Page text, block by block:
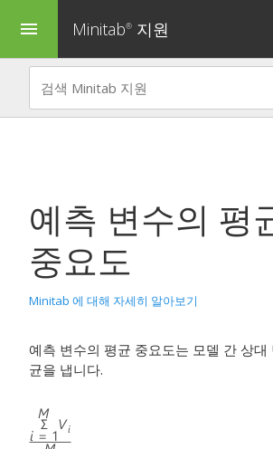
menu Minitab® 지원
예측 변수의 평
중요도
Minitab 에 대해 자세히 알아보기
예측 변수의 평균 중요도는 모델 간 상대
균을 냅니다.